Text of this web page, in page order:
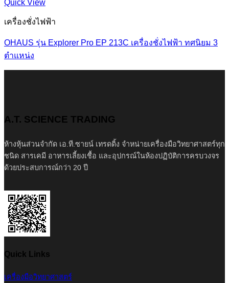
Quick View
เครื่องชั่งไฟฟ้า
OHAUS รุ่น Explorer Pro EP 213C เครื่องชั่งไฟฟ้า ทศนิยม 3
ตำแหน่ง
A.T. SCIENCE TRADING
ห้างหุ้นส่วนจำกัด เอ.ที.ซายน์ เทรดดิ้ง จำหน่ายเครื่องมือวิทยาศาสตร์ทุก
ชนิด สารเคมี อาหารเลี้ยงเชื้อ และอุปกรณ์ในห้องปฏิบัติการครบวงจร
ด้วยประสบการณ์กว่า 20 ปี
Quick Links
เครื่องมือวิทยาศาสตร์